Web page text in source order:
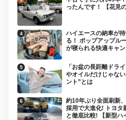
ったんです！ 【花見
ハイエースの納車が
る！ ポップアップル
が寝られる快適キャ
「お盆の長距離ドラ
やオイルだけじゃな
ント”とは
約10年ぶり全面刷新
採用で大進化! トヨタ
と徹底比較! 【新型ハ